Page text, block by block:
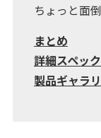
ちょっと面
まとめ
詳細スペッ
製品ギャラ